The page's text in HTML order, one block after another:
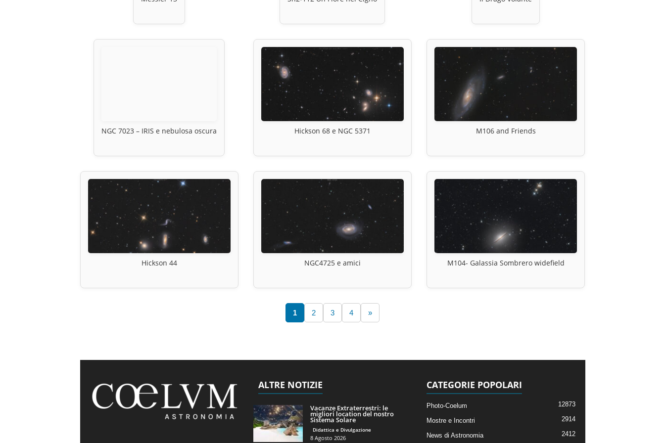
NGC 7023 – IRIS e nebulosa oscura Hickson 68 e NGC 5371 M106 and Friends
Hickson 44 NGC4725 e amici M104- Galassia Sombrero widefield
1 2 3 4 »
ALTRE NOTIZIE
Vacanze Extraterrestri: le
migliori location del nostro
Sistema Solare
Didattica e Divulgazione
8 Agosto 2026
CATEGORIE POPOLARI
Photo-Coelum 12873
Mostre e Incontri 2914
News di Astronomia 2412